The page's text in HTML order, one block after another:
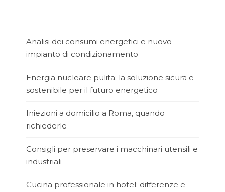
Analisi dei consumi energetici e nuovo
impianto di condizionamento
Energia nucleare pulita: la soluzione sicura e
sostenibile per il futuro energetico
Iniezioni a domicilio a Roma, quando
richiederle
Consigli per preservare i macchinari utensili e
industriali
Cucina professionale in hotel: differenze e